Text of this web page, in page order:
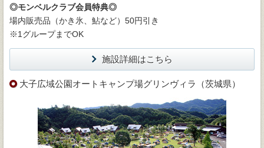
◎モンベルクラブ会員特典◎
場内販売品（かき氷、鮎など）50円引き
※1グループまでOK
施設詳細はこちら
大子広域公園オートキャンプ場グリンヴィラ（茨城県）